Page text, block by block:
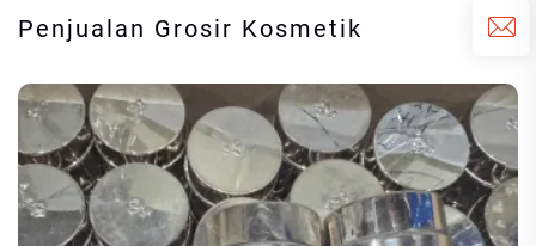
Penjualan Grosir Kosmetik